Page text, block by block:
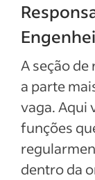
A seção
a parte
vaga. Aqui
funções
dentro da